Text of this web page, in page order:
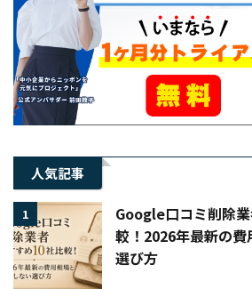
人気記事
1
Google口コミ削除
較！2026年最新の
選び方